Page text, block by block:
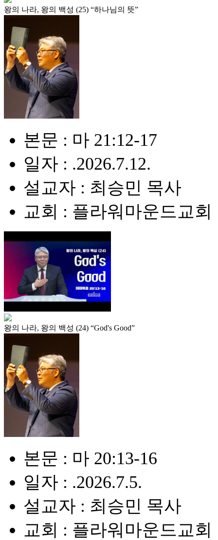
왕의 나라, 왕의 백성 (25) “하나님의 뜻”
본문 : 마 21:12-17
일자 : .2026.7.12.
설교자 : 최승민 목사
교회 : 플라워마운드교회
왕의 나라, 왕의 백성 (24) “God's Good”
본문 : 마 20:13-16
일자 : .2026.7.5.
설교자 : 최승민 목사
교회 : 플라워마운드교회